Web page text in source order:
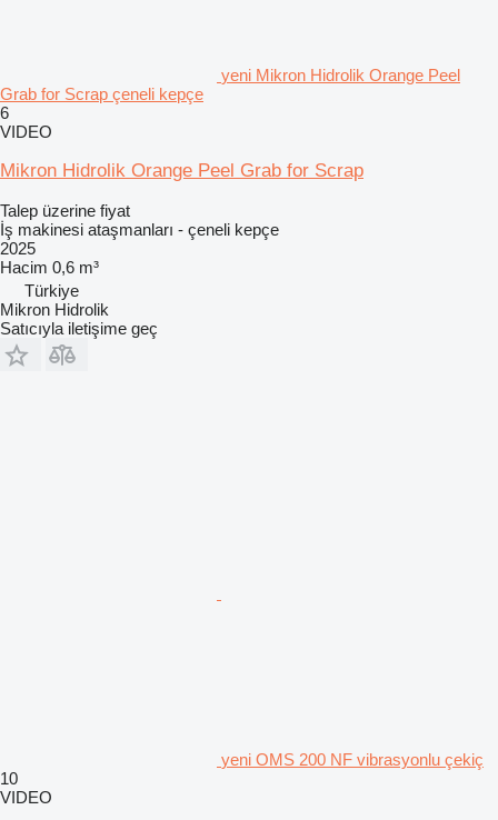
yeni Mikron Hidrolik Orange Peel
Grab for Scrap çeneli kepçe
6
VIDEO
Mikron Hidrolik Orange Peel Grab for Scrap
Talep üzerine fiyat
İş makinesi ataşmanları - çeneli kepçe
2025
Hacim 0,6 m³
Türkiye
Mikron Hidrolik
Satıcıyla iletişime geç
yeni OMS 200 NF vibrasyonlu çekiç
10
VIDEO